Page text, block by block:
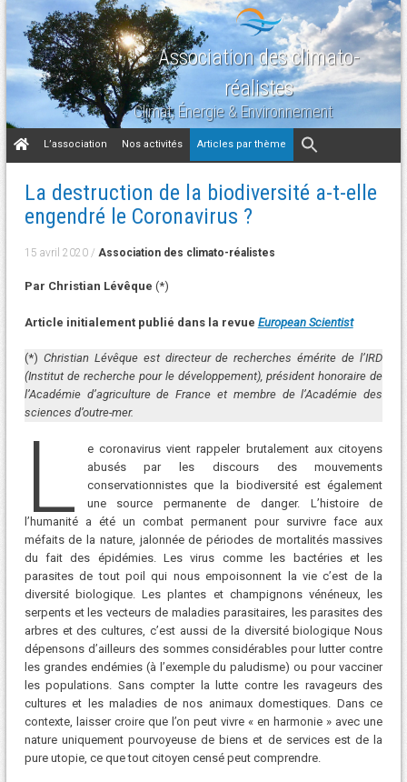
Association des climato-
réalistes
Climat, Énergie & Environnement
Aller
au
L’association Nos activités Articles par thème
La destruction de la biodiversité a-t-elle
engendré le Coronavirus ?
15 avril 2020/ Association des climato-réalistes
Par Christian Lévêque (*)
Article initialement publié dans la revue European Scientist
(*) Christian Lévêque est directeur de recherches émérite de l’IRD
(Institut de recherche pour le développement), président honoraire de
l’Académie d’agriculture de France et membre de l’Académie des
sciences d’outre-mer.
L
e coronavirus vient rappeler brutalement aux citoyens
abusés par les discours des mouvements
conservationnistes que la biodiversité est également
une source permanente de danger. L’histoire de
l’humanité a été un combat permanent pour survivre face aux
méfaits de la nature, jalonnée de périodes de mortalités massives
du fait des épidémies. Les virus comme les bactéries et les
parasites de tout poil qui nous empoisonnent la vie c’est de la
diversité biologique. Les plantes et champignons vénéneux, les
serpents et les vecteurs de maladies parasitaires, les parasites des
arbres et des cultures, c’est aussi de la diversité biologique Nous
dépensons d’ailleurs des sommes considérables pour lutter contre
les grandes endémies (à l’exemple du paludisme) ou pour vacciner
les populations. Sans compter la lutte contre les ravageurs des
cultures et les maladies de nos animaux domestiques. Dans ce
contexte, laisser croire que l’on peut vivre « en harmonie » avec une
nature uniquement pourvoyeuse de biens et de services est de la
pure utopie, ce que tout citoyen censé peut comprendre.